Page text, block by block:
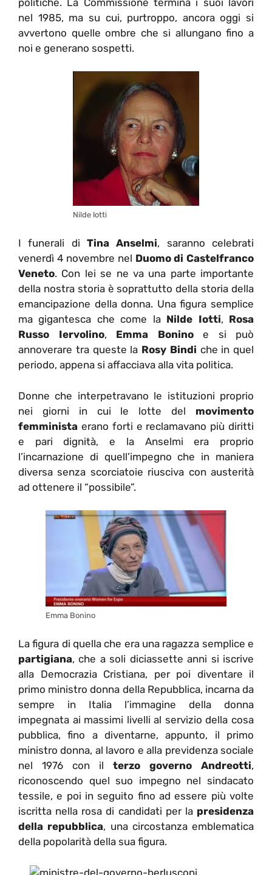
nel 1985, ma su cui, purtroppo, ancora oggi si
avvertono quelle ombre che si allungano fino a
noi e generano sospetti.
Nilde Iotti
I funerali di Tina Anselmi, saranno celebrati
venerdì 4 novembre nel Duomo di Castelfranco
Veneto. Con lei se ne va una parte importante
della nostra storia è soprattutto della storia della
emancipazione della donna. Una figura semplice
ma gigantesca che come la Nilde Iotti, Rosa
Russo Iervolino, Emma Boninoe si può
annoverare tra queste la Rosy Bindi che in quel
periodo, appena si affacciava alla vita politica.
Donne che interpetravano le istituzioni proprio
nei giorni in cui le lotte del movimento
femminista erano forti e reclamavano più diritti
e pari dignità, e la Anselmi era proprio
l’incarnazione di quell’impegno che in maniera
diversa senza scorciatoie riusciva con austerità
ad ottenere il “possibile”.
Emma Bonino
La figura di quella che era una ragazza semplice e
partigiana, che a soli diciassette anni si iscrive
alla Democrazia Cristiana, per poi diventare il
primo ministro donna della Repubblica, incarna da
sempre in Italia l’immagine della donna
impegnata ai massimi livelli al servizio della cosa
pubblica, fino a diventarne, appunto, il primo
ministro donna, al lavoro e alla previdenza sociale
nel 1976 con il terzo governo Andreotti,
riconoscendo quel suo impegno nel sindacato
tessile, e poi in seguito fino ad essere più volte
iscritta nella rosa di candidati per la presidenza
della repubblica, una circostanza emblematica
della popolarità della sua figura.